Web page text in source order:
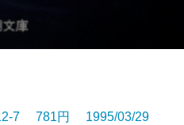
7 781円 1995/03/29